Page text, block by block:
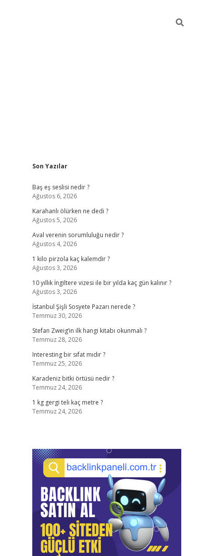
Sidebar
Son Yazılar
Baş eş seslisi nedir ?
Ağustos 6, 2026
Karahanlı ölürken ne dedi ?
Ağustos 5, 2026
Aval verenin sorumluluğu nedir ?
Ağustos 4, 2026
1 kilo pirzola kaç kalemdir ?
Ağustos 3, 2026
10 yıllık İngiltere vizesi ile bir yılda kaç gün kalınır ?
Ağustos 3, 2026
İstanbul Şişli Sosyete Pazarı nerede ?
Temmuz 30, 2026
Stefan Zweig’in ilk hangi kitabı okunmalı ?
Temmuz 28, 2026
Interesting bir sıfat mıdır ?
Temmuz 25, 2026
Karadeniz bitki örtüsü nedir ?
Temmuz 24, 2026
1 kg gergi teli kaç metre ?
Temmuz 24, 2026